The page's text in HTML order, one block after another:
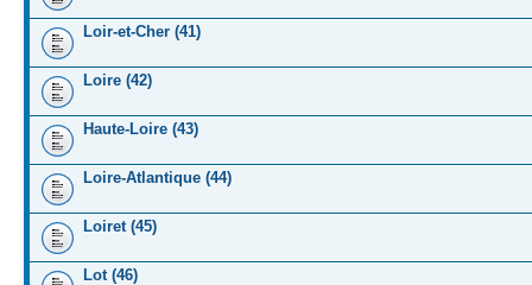
Loir-et-Cher (41)
Loire (42)
Haute-Loire (43)
Loire-Atlantique (44)
Loiret (45)
Lot (46)